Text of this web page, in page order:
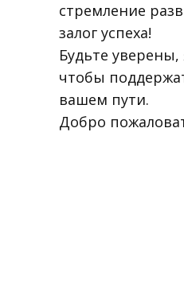
стремление
залог успеха!
Будьте уверены,
чтобы
вашем пути.
Добро